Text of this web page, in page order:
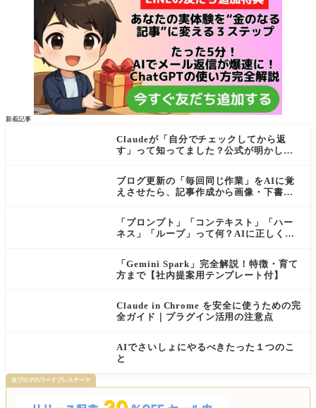
新着記事
Claudeが「自分でチェックしてから返
す」って知ってました？公式が明かし
ブログ更新の「毎回同じ作業」をAIに覚
えさせたら、記事作成から画像・下書き
「プロンプト」「コンテキスト」「ハー
ネス」「ループ」って何？AIに正しく伝
「Gemini Spark」完全解説！特徴・育て
方まで【社内提案用テンプレート付】
Claude in Chrome を安全に使うための完
全ガイド｜プラグイン活用の注意点
AIでさいしょにやるべきたった１つのこ
と
当ブログのワードプレステーマ